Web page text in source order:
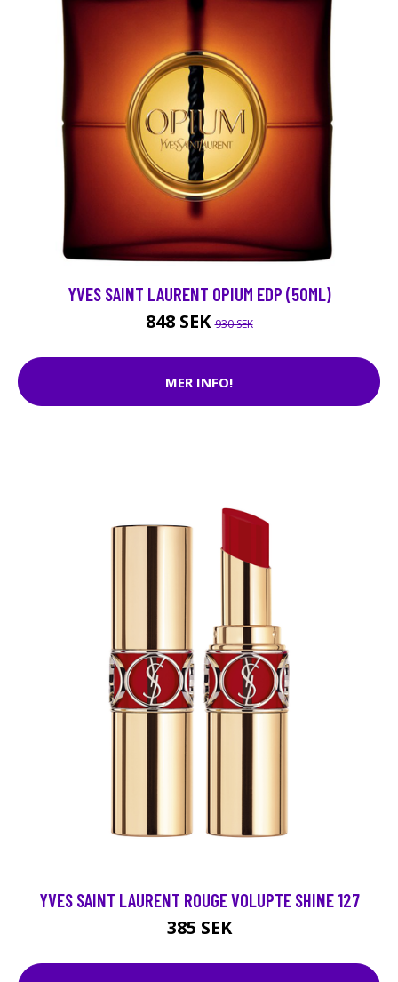
YVES SAINT LAURENT OPIUM EDP (50ML)
848 SEK930 SEK
MER INFO!
YVES SAINT LAURENT ROUGE VOLUPTE SHINE 127
385 SEK